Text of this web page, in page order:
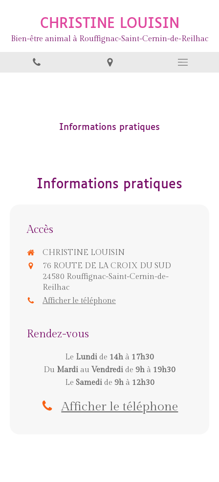
CHRISTINE LOUISIN
Bien-être animal à Rouffignac-Saint-Cernin-de-Reilhac
Informations pratiques
Informations pratiques
Accès
CHRISTINE LOUISIN
76 ROUTE DE LA CROIX DU SUD
24580 Rouffignac-Saint-Cernin-de-
Reilhac
Afficher le téléphone
Rendez-vous
Le Lundi de 14h à 17h30
Du Mardi au Vendredi de 9h à 19h30
Le Samedide 9hà 12h30
Afficher le téléphone